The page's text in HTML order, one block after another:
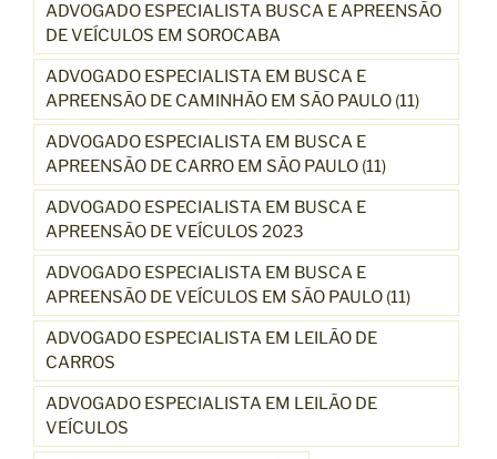
ADVOGADO ESPECIALISTA BUSCA E APREENSÃO
DE VEÍCULOS EM SOROCABA
ADVOGADO ESPECIALISTA EM BUSCA E
APREENSÃO DE CAMINHÃO EM SÃO PAULO (11)
ADVOGADO ESPECIALISTA EM BUSCA E
APREENSÃO DE CARRO EM SÃO PAULO (11)
ADVOGADO ESPECIALISTA EM BUSCA E
APREENSÃO DE VEÍCULOS 2023
ADVOGADO ESPECIALISTA EM BUSCA E
APREENSÃO DE VEÍCULOS EM SÃO PAULO (11)
ADVOGADO ESPECIALISTA EM LEILÃO DE
CARROS
ADVOGADO ESPECIALISTA EM LEILÃO DE
VEÍCULOS